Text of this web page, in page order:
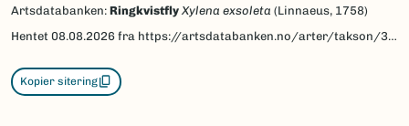
Artsdatabanken: Ringkvistfly Xylena exsoleta (Linnaeus, 1758)
Hentet 08.08.2026 fra https://artsdatabanken.no/arter/takson/30796
Kopier sitering